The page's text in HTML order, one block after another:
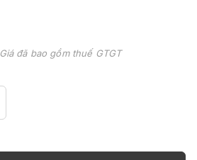
Giá đã bao gồm thuế GTGT